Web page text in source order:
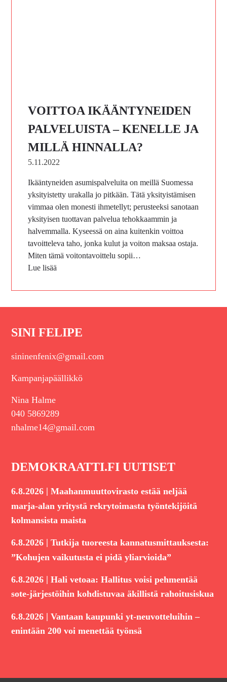
VOITTOA IKÄÄNTYNEIDEN
PALVELUISTA – KENELLE JA
MILLÄ HINNALLA?
5.11.2022
Ikääntyneiden asumispalveluita on meillä Suomessa
yksityistetty urakalla jo pitkään. Tätä yksityistämisen
vimmaa olen monesti ihmetellyt; perusteeksi sanotaan
yksityisen tuottavan palvelua tehokkaammin ja
halvemmalla. Kyseessä on aina kuitenkin voittoa
tavoitteleva taho, jonka kulut ja voiton maksaa ostaja.
Miten tämä voitontavoittelu sopii…
Lue lisää
SINI FELIPE
sininenfenix@gmail.com
Kampanjapäällikkö
Nina Halme
040 5869289
nhalme14@gmail.com
DEMOKRAATTI.FI UUTISET
6.8.2026 |Maahanmuuttovirasto estää neljää
marja-alan yritystä rekrytoimasta työntekijöitä
kolmansista maista
6.8.2026 |Tutkija tuoreesta kannatusmittauksesta:
”Kohujen vaikutusta ei pidä yliarvioida”
6.8.2026 |Hali vetoaa: Hallitus voisi pehmentää
sote-järjestöihin kohdistuvaa äkillistä rahoitusiskua
6.8.2026 |Vantaan kaupunki yt-neuvotteluihin –
enintään 200 voi menettää työnsä